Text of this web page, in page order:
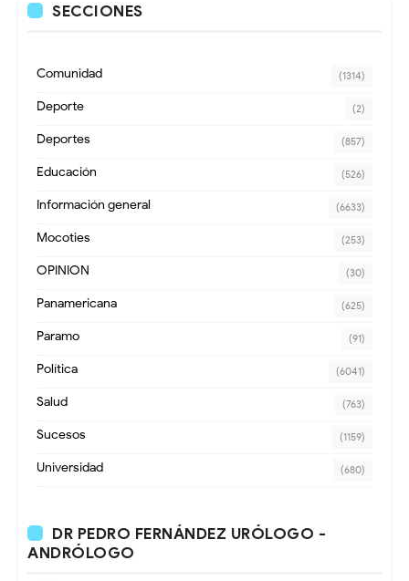
SECCIONES
Comunidad (1314)
Deporte (2)
Deportes (857)
Educación (526)
Información general (6633)
Mocoties (253)
OPINION (30)
Panamericana (625)
Paramo (91)
Política (6041)
Salud (763)
Sucesos (1159)
Universidad (680)
DR PEDRO FERNÁNDEZ URÓLOGO -
ANDRÓLOGO